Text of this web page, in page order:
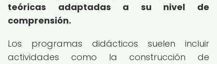
teóricas adaptadas a su nivel de
comprensión.
Los programas didácticos suelen incluir
actividades como la construcción de